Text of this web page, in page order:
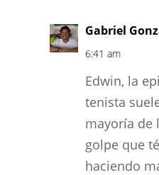
Gabriel
6:41 am
Edwin, la
tenista
mayoría de
golpe que
haciendo